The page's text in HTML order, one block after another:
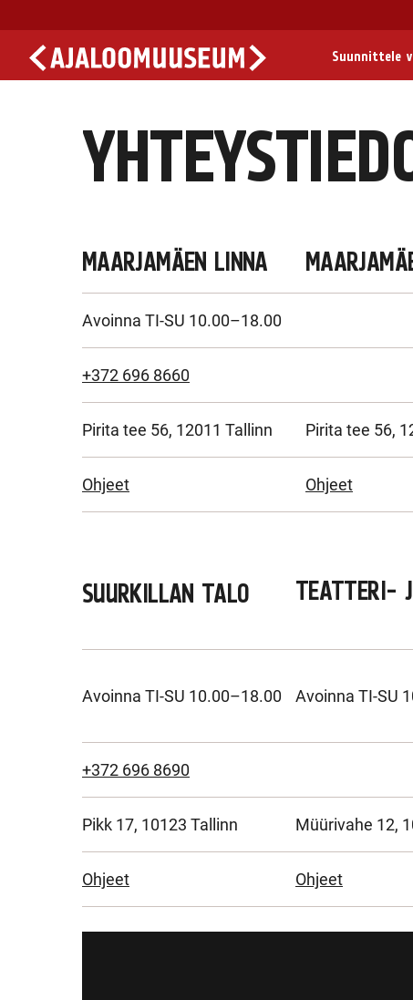
Suunnittele
MAARJAMÄEN LINNA
Avoinna TI-SU 10.00–18.00
+372 696 8660
Pirita tee 56, 12011 Tallinn Pirita tee 56,
Ohjeet Ohjeet
SUURKILLAN TALO TEATTERI-
Avoinna TI-SU 10.00–18.00 Avoinna TI-SU
+372 696 8690
Pikk 17, 10123 Tallinn Müürivahe 12,
Ohjeet Ohjeet